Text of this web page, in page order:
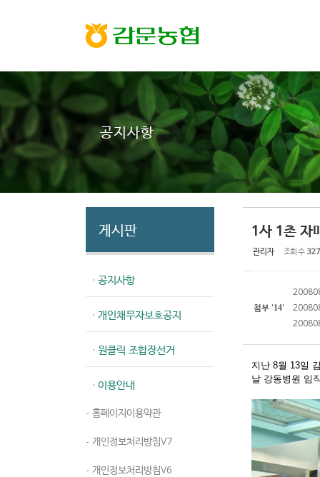
공지사항
게시판
· 공지사항
· 개인채무자보호공지
· 원클릭 조합장선거
· 이용안내
- 홈페이지이용약관
- 개인정보처리방침V7
- 개인정보처리방침V6
1사 1촌 자
관리자 조회 수 327
첨부 '14'
지난 8월 13일
날 강동병원 임